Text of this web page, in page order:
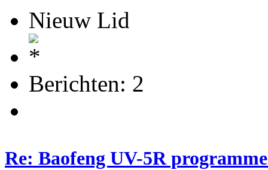
Nieuw Lid
Berichten: 2
Re: Baofeng UV-5R